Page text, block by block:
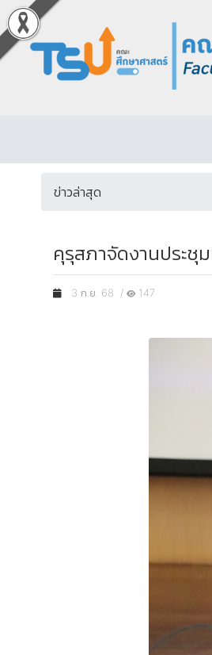
ข่าวล่าสุด
คุรุสภาจัดงานประชุ
3 ก.ย. 68 / 147